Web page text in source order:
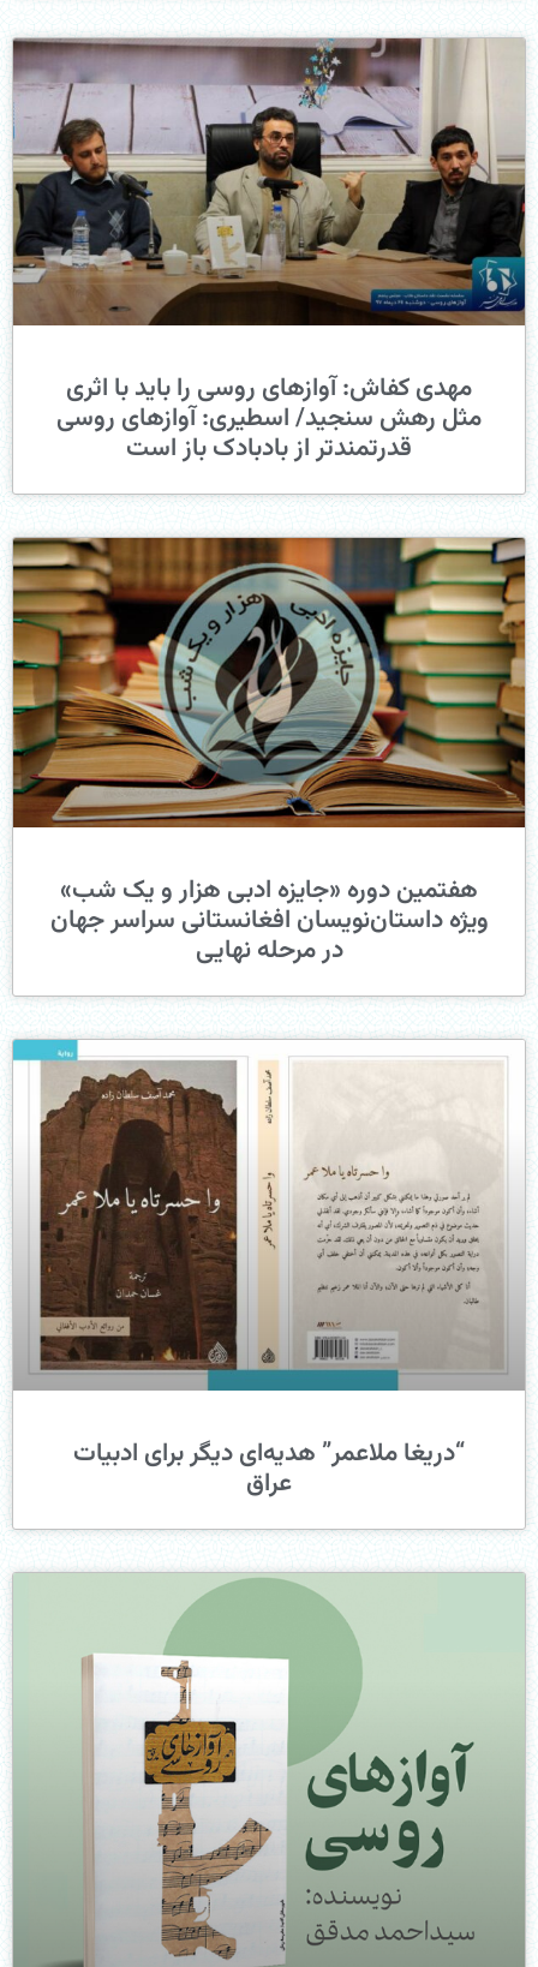
مهدی کفاش: آوازهای روسی را باید با اثری
مثل رهش سنجید/ اسطیری: آوازهای روسی
قدرتمندتر از بادبادک باز است
هفتمین دوره «جایزه ادبی هزار و یک شب»
ویژه داستان‌نویسان افغانستانی سراسر جهان
در مرحله نهایی
“دریغا ملاعمر” هدیه‌ای دیگر برای ادبیات
عراق